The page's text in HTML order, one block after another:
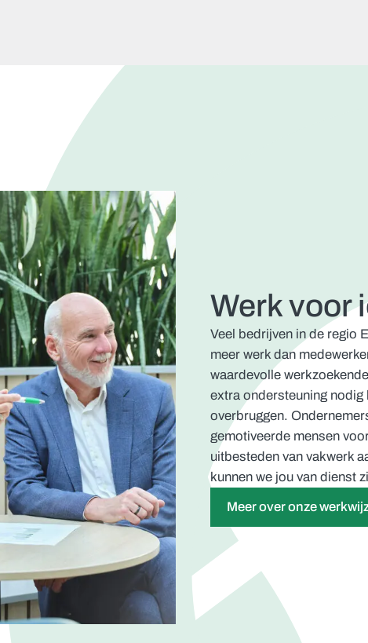
Werk voor
Veel bedrijven in de regio
meer werk dan
waardevolle
extra ondersteuning
overbruggen.
gemotiveerde mensen
uitbesteden van vakwerk
kunnen we jou van dienst
Meer over onze